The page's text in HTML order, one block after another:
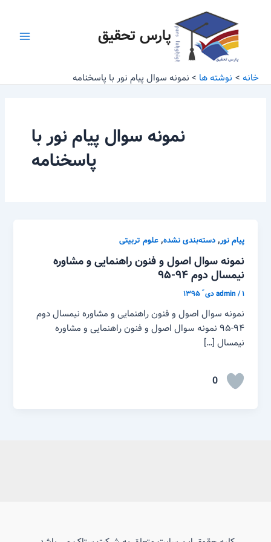
پارس تحقیق
خانه نوشته ها نمونه سوال پیام نور با پاسخنامه
نمونه سوال پیام نور با
پاسخنامه
پیام نور,دسته‌بندی نشده,علوم تربیتی
نمونه سوال اصول و فنون راهنمایی و مشاوره
نیمسال دوم ۹۴-۹۵
admin/۱ دی ّ ۱۳۹۵
نمونه سوال اصول و فنون راهنمایی و مشاوره نیمسال دوم
۹۴-۹۵ نمونه سوال اصول و فنون راهنمایی و مشاوره
نیمسال […]
0